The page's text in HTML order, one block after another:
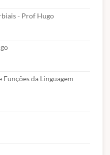
- Prof Hugo
da Linguagem -